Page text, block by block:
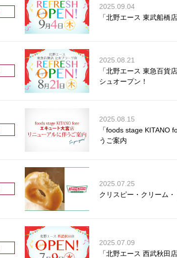
2025.09.04
「北野エース 東武船橋
2025.08.21
「北野エース 東急百貨
シュオープン！
2025.08.15
「foods stage KITANO
うご案内
2025.07.25
クリスピー・クリーム
2025.07.09
「北野エース 西武秋田